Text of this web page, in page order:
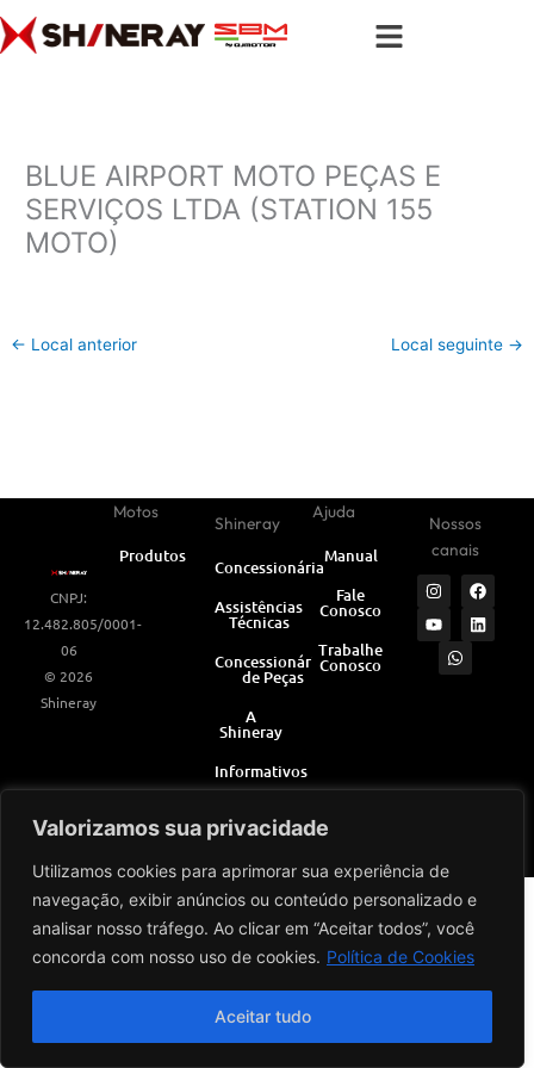
Valorizamos sua privacidade
Utilizamos cookies para aprimorar sua experiência de
navegação, exibir anúncios ou conteúdo personalizado e
analisar nosso tráfego. Ao clicar em “Aceitar todos”, você
concorda com nosso uso de cookies. Política de Cookies
Aceitar tudo
para
BLUE AIRPORT MOTO PEÇAS E
SERVIÇOS LTDA (STATION 155
MOTO)
← Local anterior Local seguinte →
CNPJ:
12.482.805/0001-
06
© 2026
Shineray
Motos
Produtos
Shineray
Concessionárias
Assistências
Técnicas
Concessionárias
de Peças
A
Shineray
Informativos
Ajuda
Manual
Fale
Conosco
Trabalhe
Conosco
Nossos
canais
I
n
s
t
a
F
a
c
e
Y
o
u
t
u
L
i
n
k
W
a
s
a
Desenvolvido por